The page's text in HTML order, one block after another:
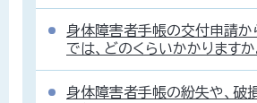
身体障害者手帳の交付申請か
では、どのくらいかかりますか
身体障害者手帳の紛失や、破